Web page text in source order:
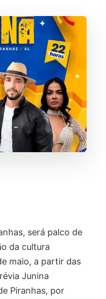
será palco de
da cultura
maio, a partir das
Junina
Piranhas, por